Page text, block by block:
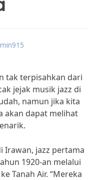
tak terpisahkan dari
jejak musik jazz di
namun jika kita
akan dapat melihat
Irawan, jazz pertama
1920-an melalui
Tanah Air. “Mereka